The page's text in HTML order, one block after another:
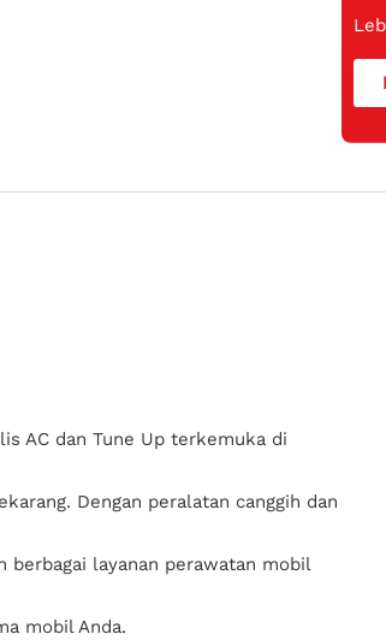
AC dan Tune Up terkemuka di
Dengan peralatan canggih dan
berbagai layanan perawatan mobil
mobil Anda.